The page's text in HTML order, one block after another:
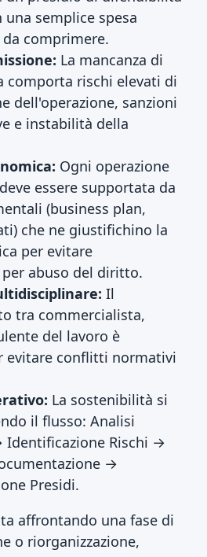
semplice spesa
comprimere.
La mancanza di
comporta rischi elevati di
dell'operazione, sanzioni
e instabilità della
Ogni operazione
essere supportata da
(business plan,
che ne giustifichino la
per evitare
abuso del diritto.
Il
tra commercialista,
del lavoro è
evitare conflitti normativi
La sostenibilità si
il flusso: Analisi
Identificazione Rischi →
→
Presidi.
affrontando una fase di
o riorganizzazione,